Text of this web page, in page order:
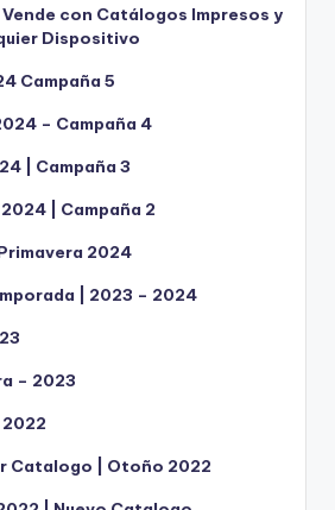
Vende con Catálogos Impresos y
Dispositivo
Campaña 5
– Campaña 4
| Campaña 3
| Campaña 2
2024
| 2023 – 2024
– 2023
Catalogo | Otoño 2022